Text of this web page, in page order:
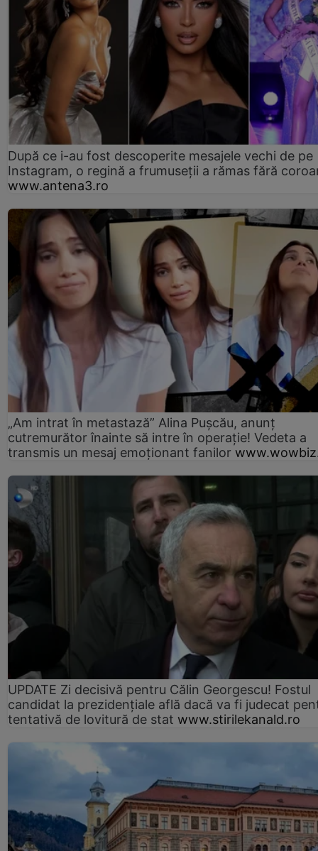
După ce i-au fost descoperite mesajele vechi de pe
Instagram, o regină a frumuseții a rămas fără
www.antena3.ro
„Am intrat în metastază” Alina Pușcău, anunț
cutremurător înainte să intre în operație! Vedeta a
transmis un mesaj emoționant fanilor
UPDATE Zi decisivă pentru Călin Georgescu! Fostul
candidat la prezidențiale află dacă va fi judecat
tentativă de lovitură de stat www.stirilekanald.ro